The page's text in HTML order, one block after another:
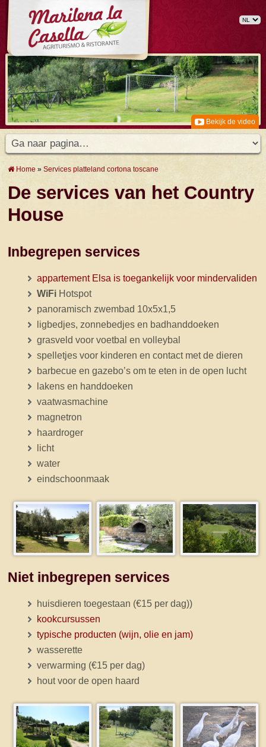
Bekijk de video
Home »Services platteland cortona toscane
De services van het Country
House
Inbegrepen services
appartement Elsa is toegankelijk voor mindervaliden
WiFi Hotspot
panoramisch zwembad 10x5x1,5
ligbedjes, zonnebedjes en badhanddoeken
grasveld voor voetbal en volleybal
spelletjes voor kinderen en contact met de dieren
barbecue en gazebo’s om te eten in de open lucht
lakens en handdoeken
vaatwasmachine
magnetron
haardroger
licht
water
eindschoonmaak
Niet inbegrepen services
huisdieren toegestaan (€15 per dag))
kookcursussen
typische producten (wijn, olie en jam)
wasserette
verwarming (€15 per dag)
hout voor de open haard